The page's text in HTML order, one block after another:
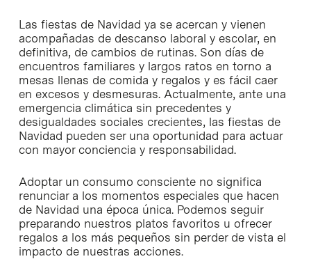
Las fiestas de Navidad ya se acercan y vienen
acompañadas de descanso laboral y escolar, en
definitiva, de cambios de rutinas. Son días de
encuentros familiares y largos ratos en torno a
mesas llenas de comida y regalos y es fácil caer
en excesos y desmesuras. Actualmente, ante una
emergencia climática sin precedentes y
desigualdades sociales crecientes, las fiestas de
Navidad pueden ser una oportunidad para actuar
con mayor conciencia y responsabilidad.
Adoptar un consumo consciente no significa
renunciar a los momentos especiales que hacen
de Navidad una época única. Podemos seguir
preparando nuestros platos favoritos u ofrecer
regalos a los más pequeños sin perder de vista el
impacto de nuestras acciones.